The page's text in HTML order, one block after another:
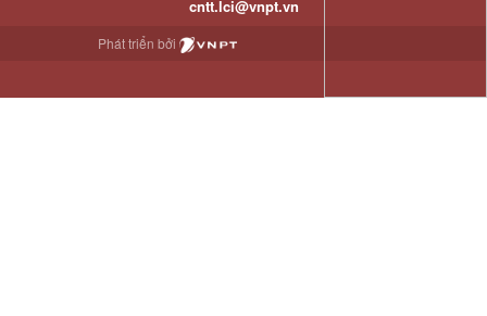
cntt.lci@vnpt.vn
Phát triển bởi